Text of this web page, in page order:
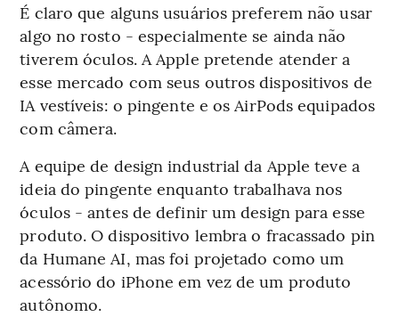
É claro que alguns usuários preferem não usar
algo no rosto - especialmente se ainda não
tiverem óculos. A Apple pretende atender a
esse mercado com seus outros dispositivos de
IA vestíveis: o pingente e os AirPods equipados
com câmera.
A equipe de design industrial da Apple teve a
ideia do pingente enquanto trabalhava nos
óculos - antes de definir um design para esse
produto. O dispositivo lembra o fracassado pin
da Humane AI, mas foi projetado como um
acessório do iPhone em vez de um produto
autônomo.